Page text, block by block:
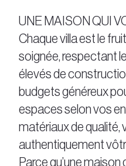
UNE MAISON QUI
Chaque villa est le
soignée, respectant
élevés de
budgets généreux
espaces selon vos
matériaux de qualité,
authentiquement
Parce qu’une